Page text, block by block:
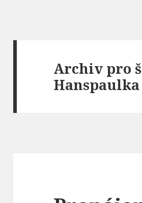
Archiv pro
Hanspaulka